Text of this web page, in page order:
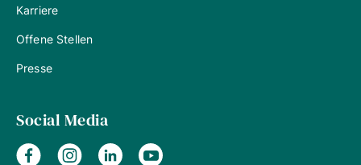
Karriere
Offene Stellen
Presse
Social Media